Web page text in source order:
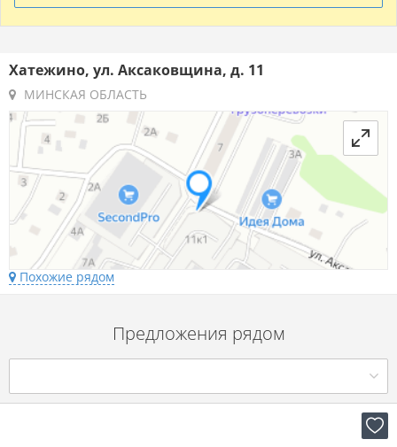
Хатежино, ул. Аксаковщина, д. 11
МИНСКАЯ ОБЛАСТЬ
Похожие рядом
Предложения рядом